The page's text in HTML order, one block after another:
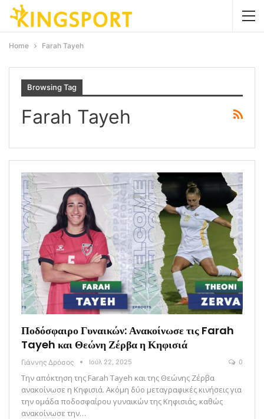
Home Farah Tayeh
Browsing Tag
Farah Tayeh
Ποδόσφαιρο Γυναικών: Ανακοίνωσε τις Farah
Tayeh και Θεώνη Ζέρβα η Κηφισιά
Γιάννης Δρόσος Ιούλ 22, 2025 0
Την απόκτηση της Farah Tayeh και της Θεώνης Ζέρβα
ανακοίνωσε η Κηφισιά. Ακόμη δύο μεταγραφικές κινήσεις για
την ομάδα ποδοσφαίρου γυναικών της Κηφισιάς, καθώς
ανακοίνωσε την…